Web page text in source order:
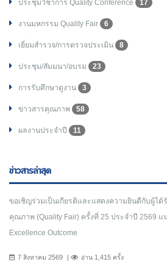
ประชุมวิชาการ Quality Conference 17
งานมหกรรม Quality Fair 6
เยี่ยมสำรวจ/การตรวจประเมิน 8
ประชุม/สัมมนา/อบรม 23
การรับศึกษาดูงาน 3
ข่าวสารคุณภาพ 58
ผลงานประจำปี 11
ข่าวสารล่าสุด
ขอเชิญร่วมเป็นเกียรติและแสดงความยินดีกับผู้ได้
คุณภาพ (Quality Fair) ครั้งที่ 25 ประจำปี 2569 แ
Excellence Outcome
7 สิงหาคม 2569 อ่าน 1,415 ครั้ง